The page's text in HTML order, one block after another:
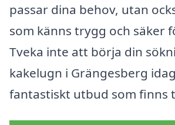
passar dina behov, utan
som känns trygg och säker
Tveka inte att börja din
kakelugn i Grängesberg
fantastiskt utbud som finns